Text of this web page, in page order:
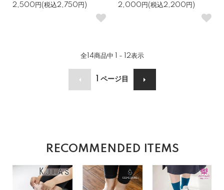
2,500円(税込2,750円) 2,000円(税込2,200円)
全14商品中 1 - 12表示
ページ目
RECOMMENDED ITEMS